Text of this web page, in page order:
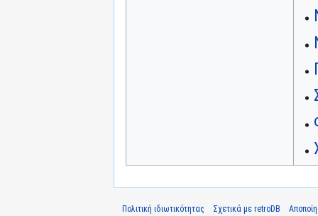
Πολιτική ιδιωτικότητας Σχετικά με retroDB